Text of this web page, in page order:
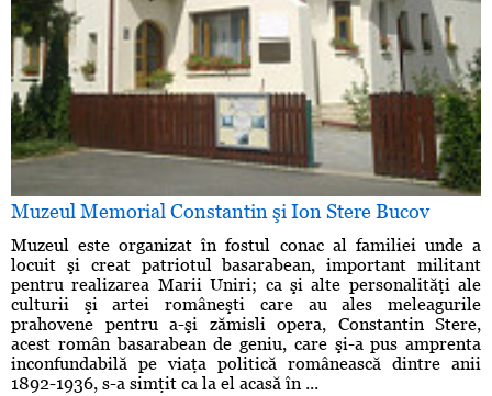
Muzeul Memorial Constantin şi Ion Stere Bucov
Muzeul este organizat în fostul conac al familiei unde a
locuit şi creat patriotul basarabean, important militant
pentru realizarea Marii Uniri; ca şi alte personalităţi ale
culturii şi artei româneşti care au ales meleagurile
prahovene pentru a-şi zămisli opera, Constantin Stere,
acest român basarabean de geniu, care şi-a pus amprenta
inconfundabilă pe viaţa politică românească dintre anii
1892-1936, s-a simţit ca la el acasă în ...